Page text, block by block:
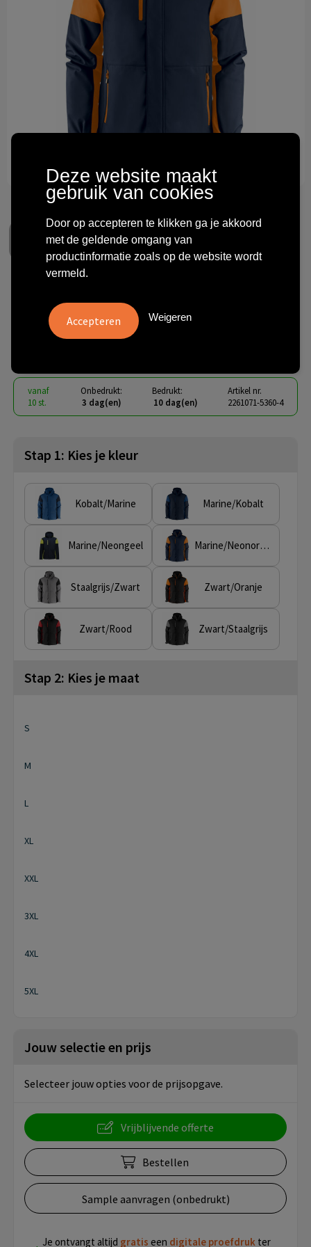
Technologie & gadgets
Themageschenken
Printer PRIME Prime Padded
Softshell Jas Heren
vanaf
10 st.
Onbedrukt:
3 dag(en)
Bedrukt:
10 dag(en)
Artikel nr.
2261071-5360-4
Stap 1: Kies je kleur
Kobalt/Marine Marine/Kobalt
Marine/Neongeel Marine/Neonoranje
Staalgrijs/Zwart Zwart/Oranje
Zwart/Rood Zwart/Staalgrijs
Stap 2: Kies je maat
S
M
L
XL
XXL
3XL
4XL
5XL
Jouw selectie en prijs
Selecteer jouw opties voor de prijsopgave.
Vrijblijvende offerte
Bestellen
Sample aanvragen (onbedrukt)
Je ontvangt altijd gratis een digitale proefdruk ter
Deze website maakt
gebruik van cookies
Door op accepteren te klikken ga je akkoord
met de geldende omgang van
productinformatie zoals op de website wordt
vermeld.
Weigeren